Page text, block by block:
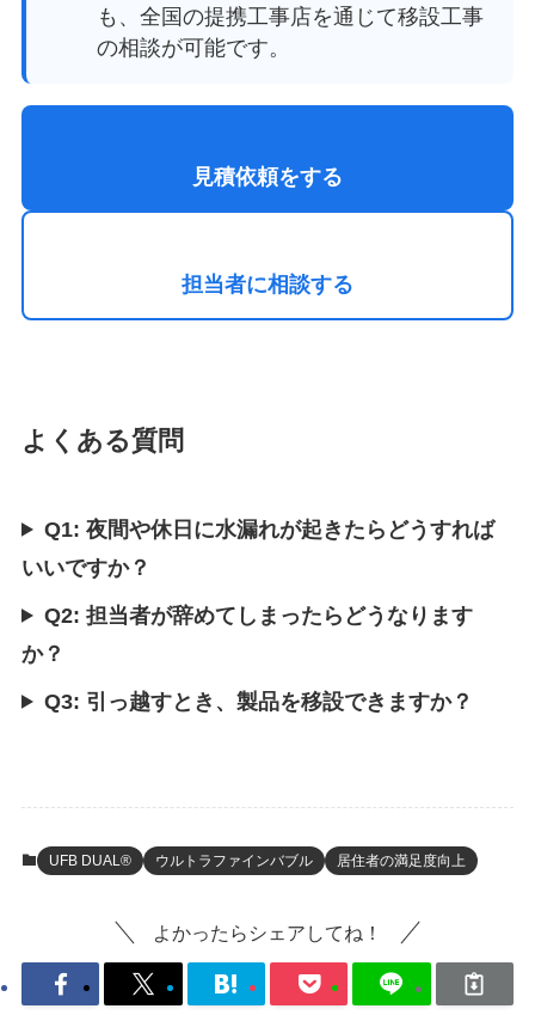
も、全国の提携工事店を通じて移設工事
の相談が可能です。
見積依頼をする
担当者に相談する
よくある質問
Q1: 夜間や休日に水漏れが起きたらどうすれば
いいですか？
Q2: 担当者が辞めてしまったらどうなります
か？
Q3: 引っ越すとき、製品を移設できますか？
UFB DUAL® ウルトラファインバブル 居住者の満足度向上
よかったらシェアしてね！